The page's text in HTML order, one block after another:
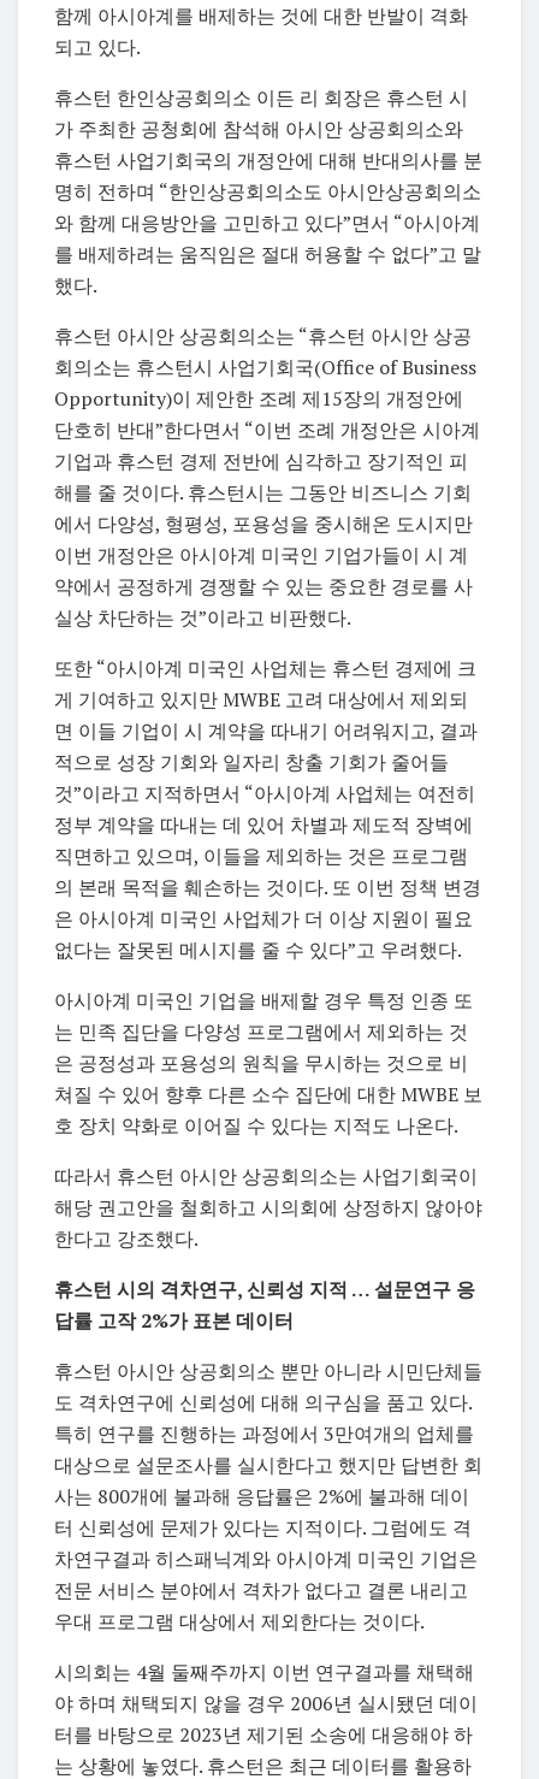
함께 아시아계를 배제하는 것에 대한 반발이 격화
되고 있다.
휴스턴 한인상공회의소 이든 리 회장은 휴스턴 시
가 주최한 공청회에 참석해 아시안 상공회의소와
휴스턴 사업기회국의 개정안에 대해 반대의사를 분
명히 전하며 “한인상공회의소도 아시안상공회의소
와 함께 대응방안을 고민하고 있다”면서 “아시아계
를 배제하려는 움직임은 절대 허용할 수 없다”고 말
했다.
휴스턴 아시안 상공회의소는 “휴스턴 아시안 상공
회의소는 휴스턴시 사업기회국(Office of Business
Opportunity)이 제안한 조례 제15장의 개정안에
단호히 반대”한다면서 “이번 조례 개정안은 시아계
기업과 휴스턴 경제 전반에 심각하고 장기적인 피
해를 줄 것이다. 휴스턴시는 그동안 비즈니스 기회
에서 다양성, 형평성, 포용성을 중시해온 도시지만
이번 개정안은 아시아계 미국인 기업가들이 시 계
약에서 공정하게 경쟁할 수 있는 중요한 경로를 사
실상 차단하는 것”이라고 비판했다.
또한 “아시아계 미국인 사업체는 휴스턴 경제에 크
게 기여하고 있지만 MWBE 고려 대상에서 제외되
면 이들 기업이 시 계약을 따내기 어려워지고, 결과
적으로 성장 기회와 일자리 창출 기회가 줄어들
것”이라고 지적하면서 “아시아계 사업체는 여전히
정부 계약을 따내는 데 있어 차별과 제도적 장벽에
직면하고 있으며, 이들을 제외하는 것은 프로그램
의 본래 목적을 훼손하는 것이다. 또 이번 정책 변경
은 아시아계 미국인 사업체가 더 이상 지원이 필요
없다는 잘못된 메시지를 줄 수 있다”고 우려했다.
아시아계 미국인 기업을 배제할 경우 특정 인종 또
는 민족 집단을 다양성 프로그램에서 제외하는 것
은 공정성과 포용성의 원칙을 무시하는 것으로 비
쳐질 수 있어 향후 다른 소수 집단에 대한 MWBE 보
호 장치 약화로 이어질 수 있다는 지적도 나온다.
따라서 휴스턴 아시안 상공회의소는 사업기회국이
해당 권고안을 철회하고 시의회에 상정하지 않아야
한다고 강조했다.
휴스턴 시의 격차연구, 신뢰성 지적 … 설문연구 응
답률 고작 2%가 표본 데이터
휴스턴 아시안 상공회의소 뿐만 아니라 시민단체들
도 격차연구에 신뢰성에 대해 의구심을 품고 있다.
특히 연구를 진행하는 과정에서 3만여개의 업체를
대상으로 설문조사를 실시한다고 했지만 답변한 회
사는 800개에 불과해 응답률은 2%에 불과해 데이
터 신뢰성에 문제가 있다는 지적이다. 그럼에도 격
차연구결과 히스패닉계와 아시아계 미국인 기업은
전문 서비스 분야에서 격차가 없다고 결론 내리고
우대 프로그램 대상에서 제외한다는 것이다.
시의회는 4월 둘째주까지 이번 연구결과를 채택해
야 하며 채택되지 않을 경우 2006년 실시됐던 데이
터를 바탕으로 2023년 제기된 소송에 대응해야 하
는 상황에 놓였다. 휴스턴은 최근 데이터를 활용하